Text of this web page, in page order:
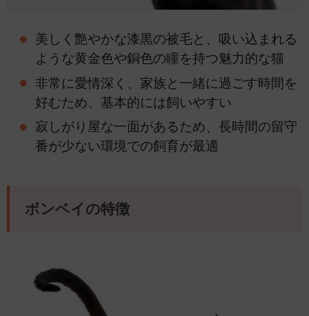
美しく艶やかな漆黒の被毛と、吸い込まれる
ような黄金色や銅色の瞳を持つ魅力的な猫
非常に愛情深く、家族と一緒に過ごす時間を
好むため、基本的には飼いやすい
寂しがり屋な一面があるため、長時間の留守
番が少ない環境での飼育が最適
ボンベイの特徴